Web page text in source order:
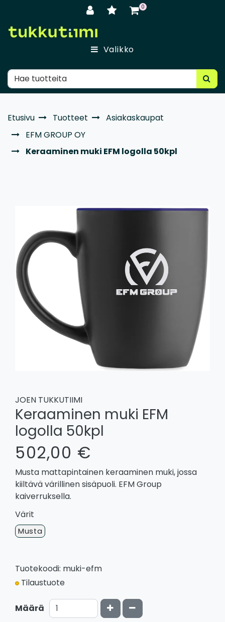
0
Valikko
Etusivu Tuotteet
Asiakaskaupat
EFM GROUP OY
Keraaminen muki EFM logolla 50kpl
JOEN TUKKUTIIMI
Keraaminen muki EFM
logolla 50kpl
502,00 €
Musta mattapintainen keraaminen muki, jossa
kiiltävä värillinen sisäpuoli. EFM Group
kaiverruksella.
Värit
Musta
Tuotekoodi: muki-efm
Tilaustuote
Määrä Kasvata määrää
Vähennä määrää